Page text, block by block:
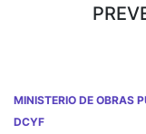
MINISTERIO DE OBRAS
DCYF